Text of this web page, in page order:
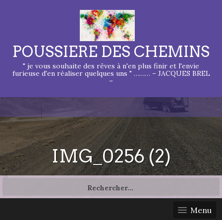
POUSSIERE DES CHEMINS
" je vous souhaite des rêves à n'en plus finir et l'envie
furieuse d'en réaliser quelques uns " ……… – JACQUES BREL
–
IMG_0256 (2)
Menu